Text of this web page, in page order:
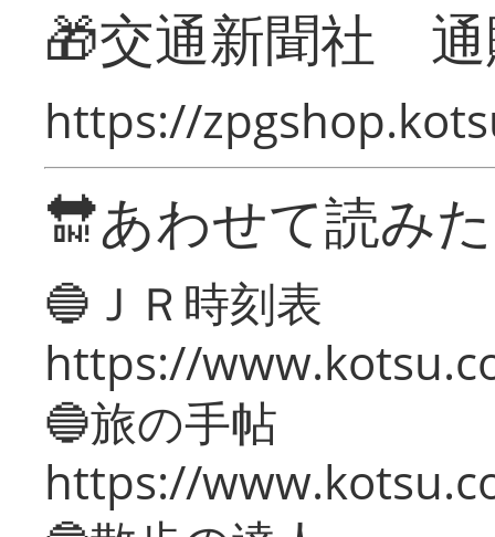
🎁交通新聞社
https://
🔛あわせて読み
🔵ＪＲ時刻表
https://
🔵旅の手帖
https://